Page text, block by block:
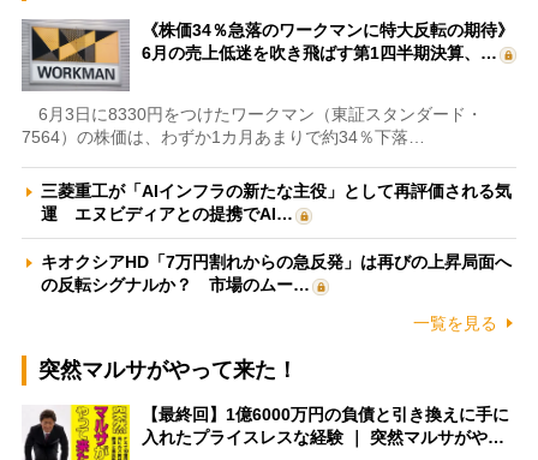
《株価34％急落のワークマンに特大反転の期待》
6月の売上低迷を吹き飛ばす第1四半期決算、…
6月3日に8330円をつけたワークマン（東証スタンダード・
7564）の株価は、わずか1カ月あまりで約34％下落…
三菱重工が「AIインフラの新たな主役」として再評価される気
運 エヌビディアとの提携でAI…
キオクシアHD「7万円割れからの急反発」は再びの上昇局面へ
の反転シグナルか？ 市場のムー…
一覧を見る
突然マルサがやって来た！
【最終回】1億6000万円の負債と引き換えに手に
入れたプライスレスな経験 ｜ 突然マルサがや…